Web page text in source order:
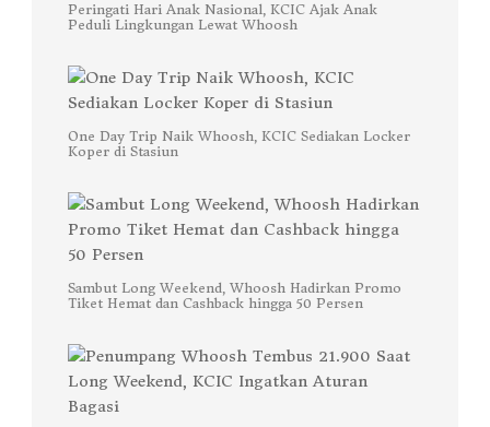
Peringati Hari Anak Nasional, KCIC Ajak Anak
Peduli Lingkungan Lewat Whoosh
One Day Trip Naik Whoosh, KCIC Sediakan Locker
Koper di Stasiun
Sambut Long Weekend, Whoosh Hadirkan Promo
Tiket Hemat dan Cashback hingga 50 Persen